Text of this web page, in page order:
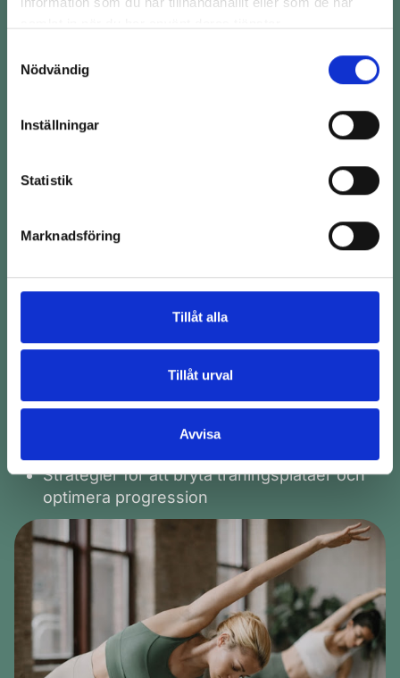
Nödvändig
Inställningar
Statistik
Marknadsföring
Tillåt alla
Tillåt urval
Avvisa
En erfaren personlig tränare med bred kunskap
mer individanpassat upplägg där träningen
anpassas efter dina mål, din livsstil och dina
Erfarenhet
genomförda klienttimmar.
Grundutbildning inom personlig träning samt
vidareutbildningar inom exempelvis avancerad
programmering, kostrådgivning och
Kompetensområden
Skräddarsydda och periodiserade
träningsupplägg
Anpassning av träning utifrån stress, sömn
Strategier för att bryta träningsplatåer och
optimera progression